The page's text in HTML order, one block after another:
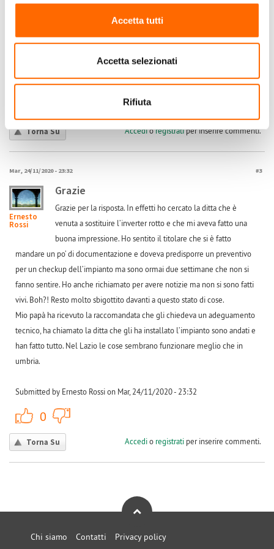
Accetta tutti
Accetta selezionati
Rifiuta
dovrebbe già essere a posto visto che l'impianto è allacciato alla rete e
Submitted by tonini_mingoni on Mer, 11/11/2020 - 08:33
-1
Torna Su Accedioregistratiper inserire commenti.
Mar, 24/11/2020 - 23:32 #3
Ernesto
Rossi
Grazie
Grazie per la risposta. In effetti ho cercato la ditta che è
venuta a sostituire l’inverter rotto e che mi aveva fatto una
buona impressione. Ho sentito il titolare che si è fatto
mandare un po’ di documentazione e doveva predisporre un preventivo
per un checkup dell’impianto ma sono ormai due settimane che non si
fanno sentire. Ho anche richiamato per avere notizie ma non si sono fatti
vivi. Boh?! Resto molto sbigottito davanti a questo stato di cose.
Mio papà ha ricevuto la raccomandata che gli chiedeva un adeguamento
tecnico, ha chiamato la ditta che gli ha installato l’impianto sono andati e
han fatto tutto. Nel Lazio le cose sembrano funzionare meglio che in
umbria.
Submitted by Ernesto Rossi on Mar, 24/11/2020 - 23:32
0
Torna Su Accedio registratiper inserire commenti.
Chi siamo Contatti
Privacy policy